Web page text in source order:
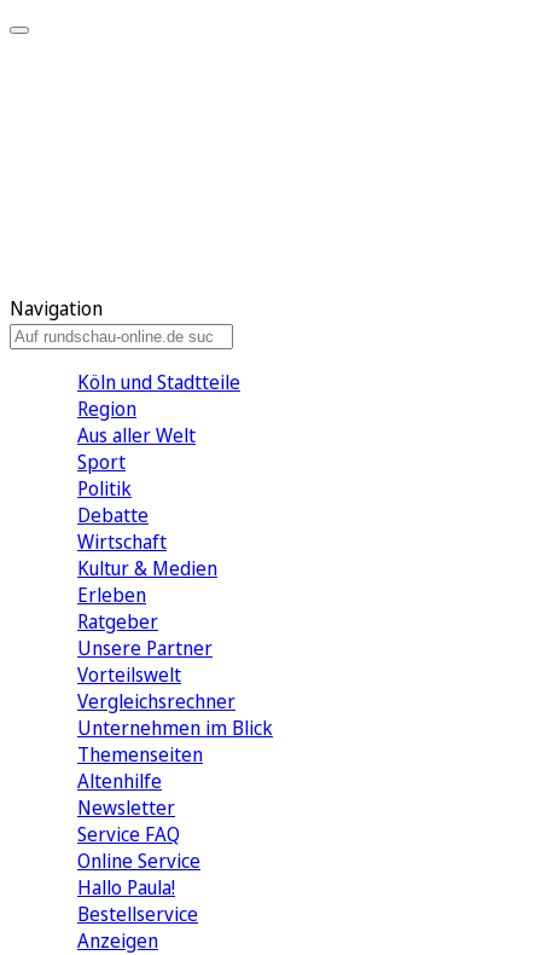
Navigation
Köln und Stadtteile
Region
Aus aller Welt
Sport
Politik
Debatte
Wirtschaft
Kultur & Medien
Erleben
Ratgeber
Unsere Partner
Vorteilswelt
Vergleichsrechner
Unternehmen im Blick
Themenseiten
Altenhilfe
Newsletter
Service FAQ
Online Service
Hallo Paula!
Bestellservice
Anzeigen